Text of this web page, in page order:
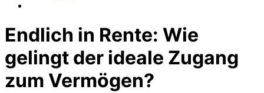
Endlich in Rente: Wie
gelingt der ideale Zugang
zum Vermögen?